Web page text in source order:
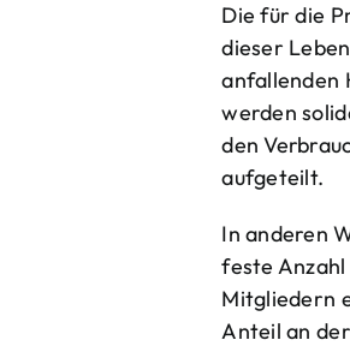
Die für die
dieser
anfallenden
werden
den
aufgeteilt.
In anderen
feste Anzahl
Mitgliedern
Anteil an